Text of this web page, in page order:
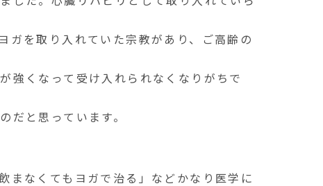
ガを取り入れていた宗教があり、ご高齢の
強くなって受け入れられなくなりがちで
のだと思っています。
まなくてもヨガで治る」などかなり医学に